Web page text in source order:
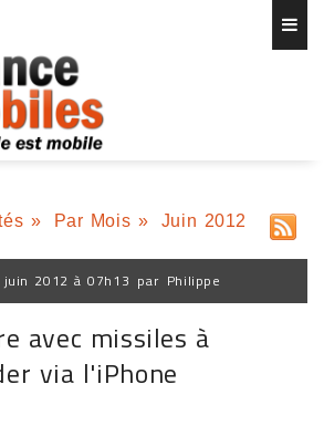
» Par Mois » Juin 2012
juin 2012 à 07h13 par Philippe
avec missiles à
via l'iPhone